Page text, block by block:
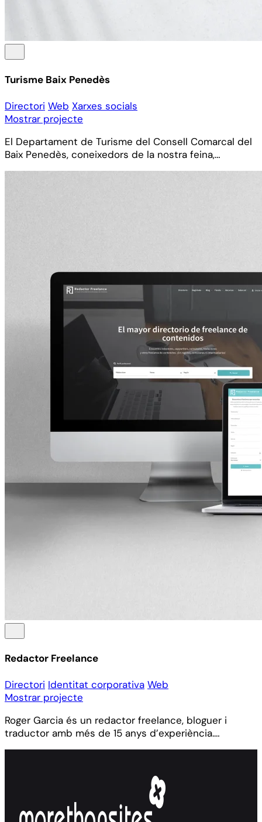
Turisme Baix Penedès
Directori Web Xarxes socials
Mostrar projecte
El Departament de Turisme del Consell Comarcal del
Baix Penedès, coneixedors de la nostra feina,…
Redactor Freelance
Directori Identitat corporativa Web
Mostrar projecte
Roger Garcia és un redactor freelance, bloguer i
traductor amb més de 15 anys d’experiència.…